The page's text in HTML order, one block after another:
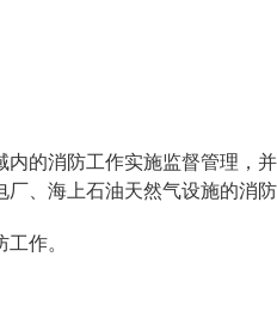
的消防工作实施监督管理，
、海上石油天然气设施的消
作。